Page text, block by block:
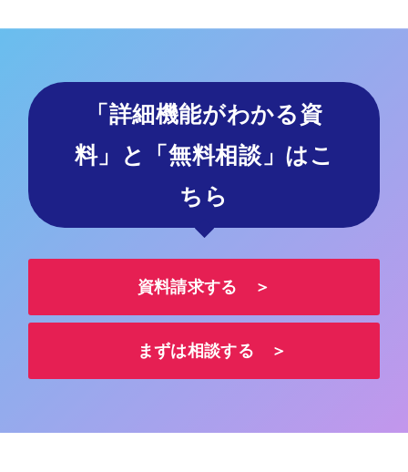
「詳細機能がわかる資
料」と「無料相談」はこ
ちら
資料請求する ＞
まずは相談する ＞